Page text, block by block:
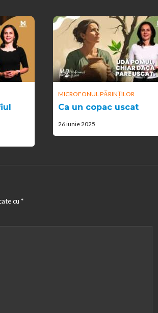
MICROFONUL PĂRINȚILOR
Ca un copac uscat
26 iunie 2025
cu *